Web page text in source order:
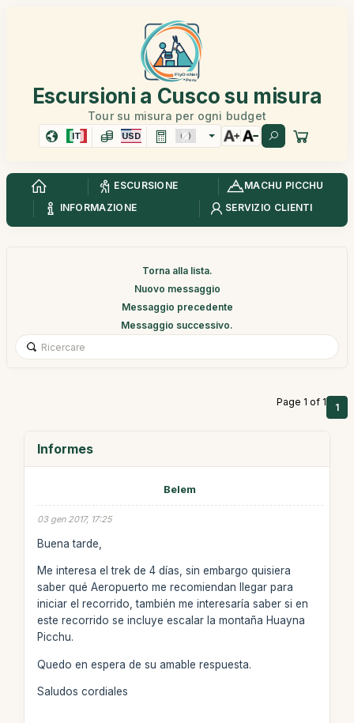
Escursioni a Cusco su misura
Tour su misura per ogni budget
IT USD
ESCURSIONE
MACHU PICCHU
INFORMAZIONE
SERVIZIO CLIENTI
Torna alla lista.
Nuovo messaggio
Messaggio precedente
Messaggio successivo.
Page 1 of 1 1
Informes
Belem
03 gen 2017, 17:25
Buena tarde,
Me interesa el trek de 4 días, sin embargo quisiera
saber qué Aeropuerto me recomiendan llegar para
iniciar el recorrido, también me interesaría saber si en
este recorrido se incluye escalar la montaña Huayna
Picchu.
Quedo en espera de su amable respuesta.
Saludos cordiales